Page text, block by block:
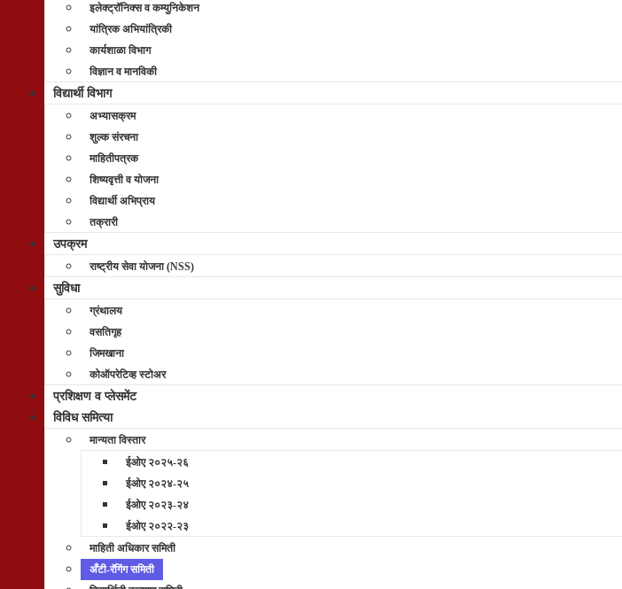
इलेक्ट्रॉनिक्स व कम्युनिकेशन
यांत्रिक अभियांत्रिकी
कार्यशाळा विभाग
विज्ञान व मानविकी
विद्यार्थी विभाग
अभ्यासक्रम
शुल्क संरचना
माहितीपत्रक
शिष्यवृत्ती व योजना
विद्यार्थी अभिप्राय
तक्रारी
उपक्रम
राष्ट्रीय सेवा योजना (NSS)
सुविधा
ग्रंथालय
वसतिगृह
जिमखाना
कोऑपरेटिव्ह स्टोअर
प्रशिक्षण व प्लेसमेंट
विविध समित्या
मान्यता विस्तार
ईओए २०२५-२६
ईओए २०२४-२५
ईओए २०२३-२४
ईओए २०२२-२३
माहिती अधिकार समिती
अँटी-रॅगिंग समिती